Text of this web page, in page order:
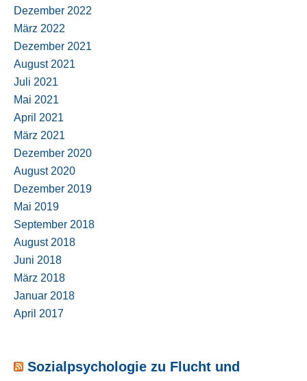
Dezember 2022
März 2022
Dezember 2021
August 2021
Juli 2021
Mai 2021
April 2021
März 2021
Dezember 2020
August 2020
Dezember 2019
Mai 2019
September 2018
August 2018
Juni 2018
März 2018
Januar 2018
April 2017
Sozialpsychologie zu Flucht und